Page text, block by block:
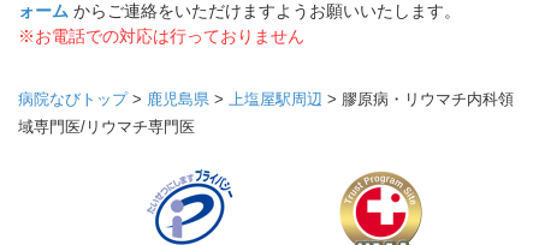
ォーム からご連絡をいただけますようお願いいたします。
※お電話での対応は行っておりません
病院なびトップ> 鹿児島県 > 上塩屋駅周辺 > 膠原病・リウマチ内科領
域専門医/リウマチ専門医